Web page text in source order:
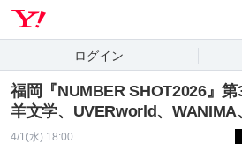
ログイン
福岡『NUMBER SHOT2026』第
羊文学、UVERworld、
4/1(水) 18:00